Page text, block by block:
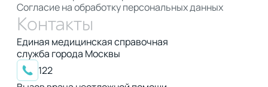
Согласие на обработку персональных данных
Контакты
Единая медицинская справочная
служба города Москвы
122